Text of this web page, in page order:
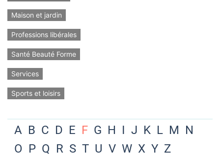
Maison et jardin
Professions libérales
Santé Beauté Forme
Services
Sports et loisirs
A B C D E F G H I J K L M N
O P Q R S T U V W X Y Z